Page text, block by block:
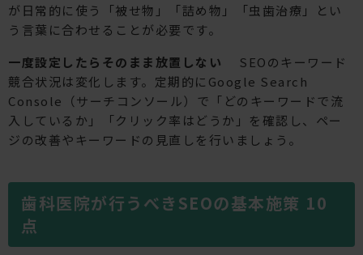
が日常的に使う「被せ物」「詰め物」「虫歯治療」とい
う言葉に合わせることが必要です。
一度設定したらそのまま放置しない SEOのキーワード
競合状況は変化します。定期的にGoogle Search
Console（サーチコンソール）で「どのキーワードで流
入しているか」「クリック率はどうか」を確認し、ペー
ジの改善やキーワードの見直しを行いましょう。
歯科医院が行うべきSEOの基本施策 10
点